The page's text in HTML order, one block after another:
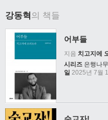
강동혁 의 책들
어부들
지음 치고지에
시리즈 은행나
일 2025년 7월